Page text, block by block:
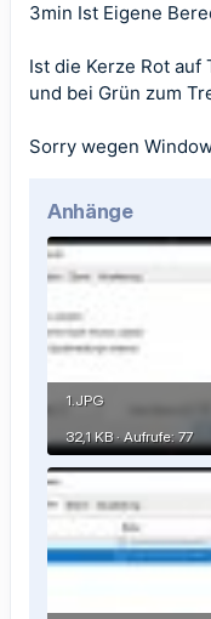
3min Ist Eigene
Ist die Kerze Rot auf
und bei Grün zum
Sorry wegen
Anhänge
1.JPG
32,1 KB · Aufrufe: 77